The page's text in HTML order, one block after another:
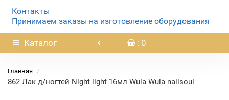
Контакты
Принимаем заказы на изготовление оборудования
Каталог : 0
Главная
862 Лак д/ногтей Night light 16мл Wula Wula nailsoul